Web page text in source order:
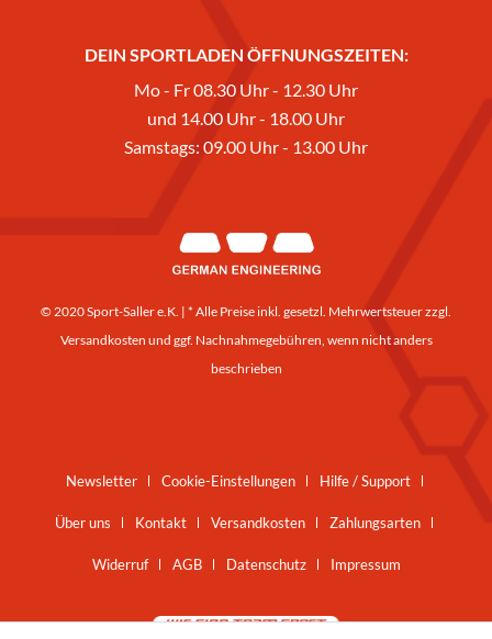
DEIN SPORTLADEN ÖFFNUNGSZEITEN:
Mo - Fr 08.30 Uhr - 12.30 Uhr
und 14.00 Uhr - 18.00 Uhr
Samstags: 09.00 Uhr - 13.00 Uhr
© 2020 Sport-Saller e.K. | * Alle Preise inkl. gesetzl. Mehrwertsteuer zzgl.
Versandkosten und ggf. Nachnahmegebühren, wenn nicht anders
beschrieben
Newsletter Cookie-Einstellungen Hilfe / Support
Über uns Kontakt Versandkosten Zahlungsarten
Widerruf AGB Datenschutz Impressum